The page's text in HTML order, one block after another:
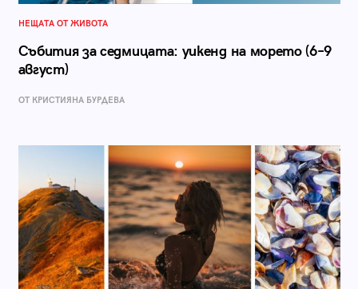
НЕЩАТА ОТ ЖИВОТА
Събития за седмицата: уикенд на морето (6–9
август)
ОТ КРИСТИЯНА БУРДЕВА